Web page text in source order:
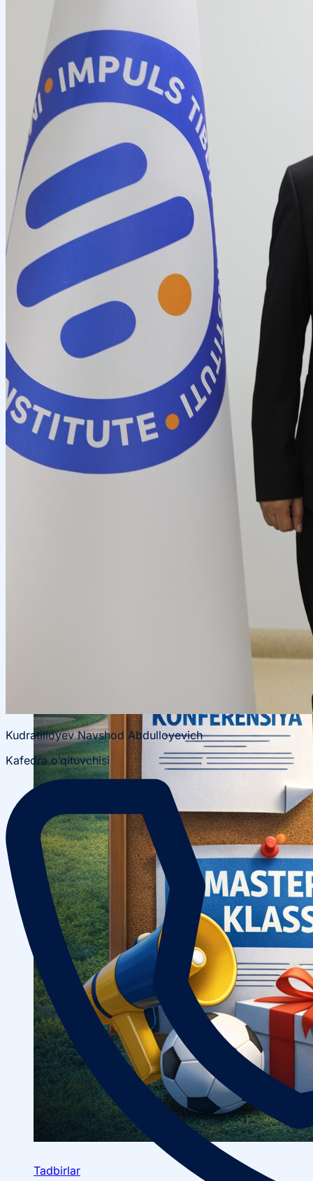
TarixiMissiya va kelajakdagi maqsadBoshqaruv
kengashiAkkreditatsiya va litsenziyalarMe’yoriy
hujjatlar
Talabalar uchun ma’lumotlar
Talabalar uchun grantlar va imtiyozlarTalabalar
jamiyati (Student union)
Ilmiy konferensiyalar
Talabalar ilmiy jamiyati
Tayyorlov kurslari
Xorijiy abituriyentlar uchun
E'lonlar
Tadbirlar
Kudratilloyev Navshod Abdulloyevich
Kafedra o’qituvchisi